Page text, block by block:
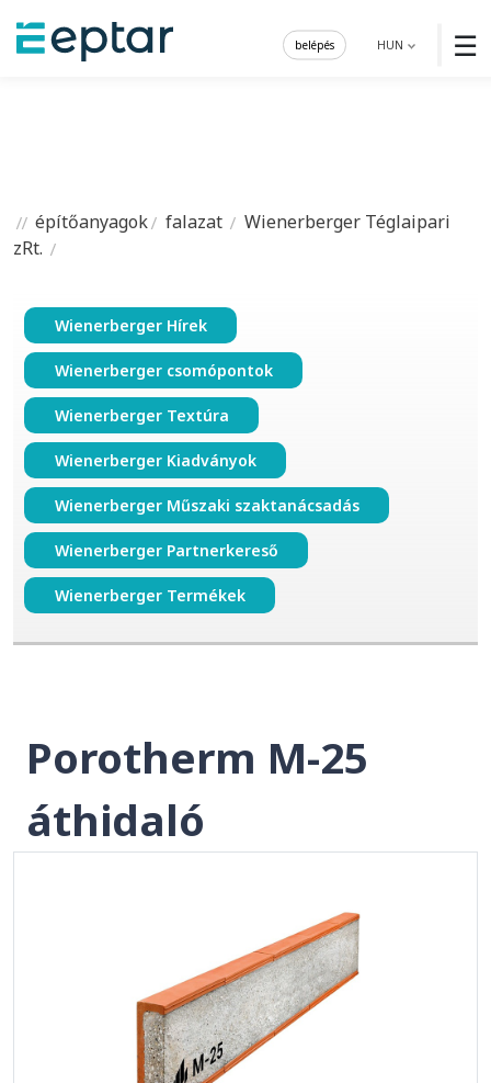
☰
HUN
belépés
építőanyagok falazat
Wienerberger Téglaipari
zRt.
Wienerberger Hírek
Wienerberger csomópontok
Wienerberger Textúra
Wienerberger Kiadványok
Wienerberger Műszaki szaktanácsadás
Wienerberger Partnerkereső
Wienerberger Termékek
Porotherm M-25
áthidaló